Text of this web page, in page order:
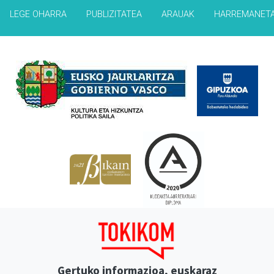
LEGE OHARRA PUBLIZITATEA ARAUAK
Gertuko informazioa, euskaraz